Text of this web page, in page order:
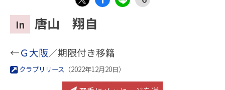
X
k
In 唐山 翔自
←Ｇ大阪／期限付き移籍
クラブリリース （2022年12月20日）